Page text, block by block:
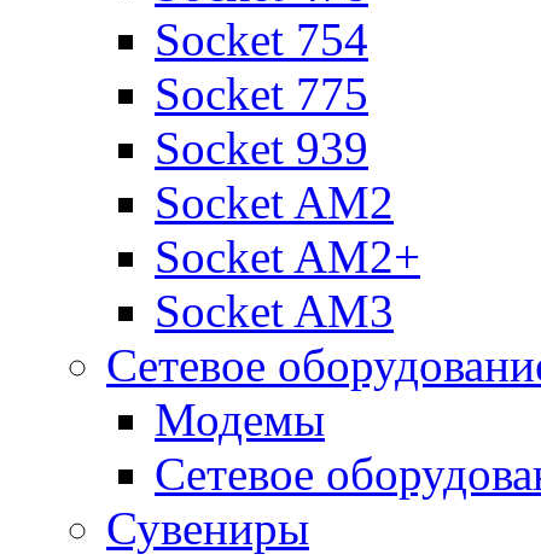
Socket 754
Socket 775
Socket 939
Socket AM2
Socket AM2+
Socket AM3
Сетевое
Модемы
Сетевое
Сувениры